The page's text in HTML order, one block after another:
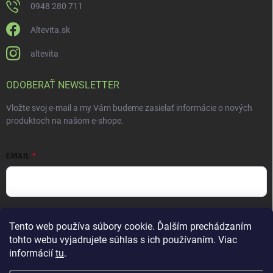
Tento web používa súbory cookie. Ďalším prechádzaním
tohto webu vyjadrujete súhlas s ich používaním. Viac
informácií tu.
0948 280 711
Altevita.sk
altevita
ODOBERAŤ NEWSLETTER
Vložte svoj e-mail a my Vám budeme zasielať informácie o nových
produktoch na našom e-shope.
EMAIL
Prihlásiť sa